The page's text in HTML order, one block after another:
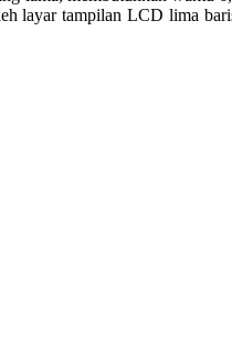
layar tampilan LCD lima